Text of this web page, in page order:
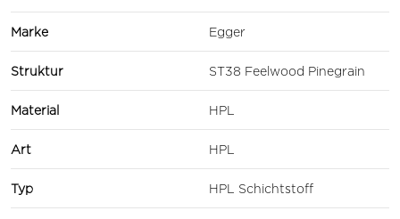
Marke Egger
Struktur ST38 Feelwood Pinegrain
Material HPL
Art HPL
Typ HPL Schichtstoff